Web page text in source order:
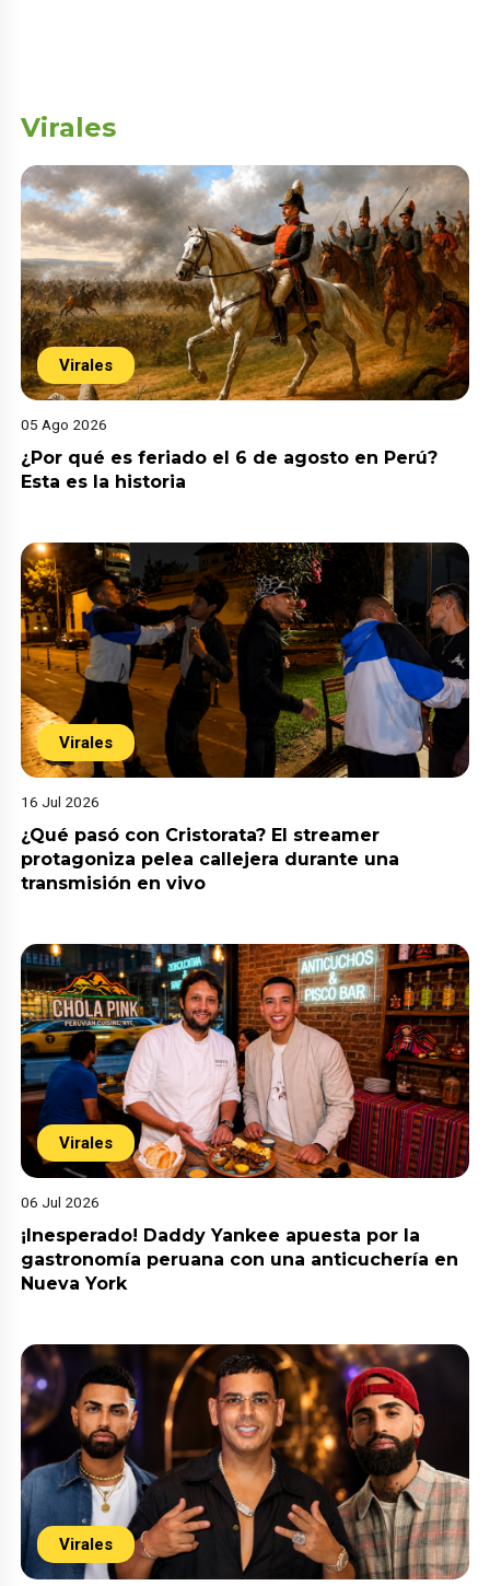
Virales
Virales
05 Ago 2026
¿Por qué es feriado el 6 de agosto en Perú?
Esta es la historia
Virales
16 Jul 2026
¿Qué pasó con Cristorata? El streamer
protagoniza pelea callejera durante una
transmisión en vivo
Virales
06 Jul 2026
¡Inesperado! Daddy Yankee apuesta por la
gastronomía peruana con una anticuchería en
Nueva York
Virales